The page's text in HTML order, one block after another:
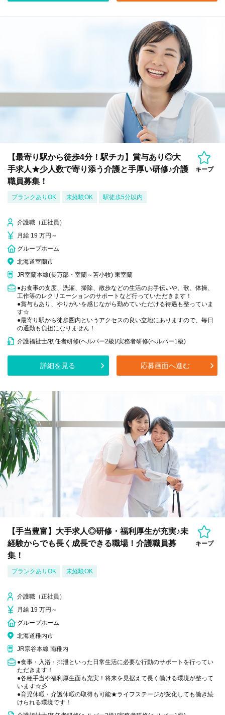
【最寄り駅から徒歩4分！駅チカ】賞与あり◎大
手求人★少人数で寄り添う介護と手厚い研修♪介護
職員募集！
キープ
ブランクありOK 未経験OK 駅徒歩5分以内
介護職（正社員）
月給 19 万円～
グループホーム
北海道室蘭市
JR室蘭本線(長万部・室蘭～苫小牧) 東室蘭
●お食事の支度、洗濯、掃除、散歩などの生活のお手伝いや、歌、体操、
工作等のレクリエーションのサポートなど行っていただきます！
●賞与もあり、やりがいを感じながら勤めていただける待遇も整っていま
す☆
●最寄り駅から徒歩圏内というアクセスの良い立地にありますので、毎日
の通勤も負担になりません！
介護福祉士/初任者研修(ヘルパー2級)/実務者研修(ヘルパー1級)
詳細を見る 応募画面へ進む
【手当豊富】大手求人◎研修・福利厚生が充実♪未
経験からでも長く成長できる職場！介護職員募
集！
キープ
ブランクありOK 未経験OK
介護職（正社員）
月給 19 万円～
グループホーム
北海道稚内市
JR宗谷本線 南稚内
●食事・入浴・排泄といった日常生活に必要な行動のサポートを行ってい
ただきます！
●各種手当や福利厚生面も充実！将来を見据えて長く働ける環境が整って
います☆彡
●育児休暇・介護休暇の取得も可能★ライフステージが変化しても働き続
けられる環境です！